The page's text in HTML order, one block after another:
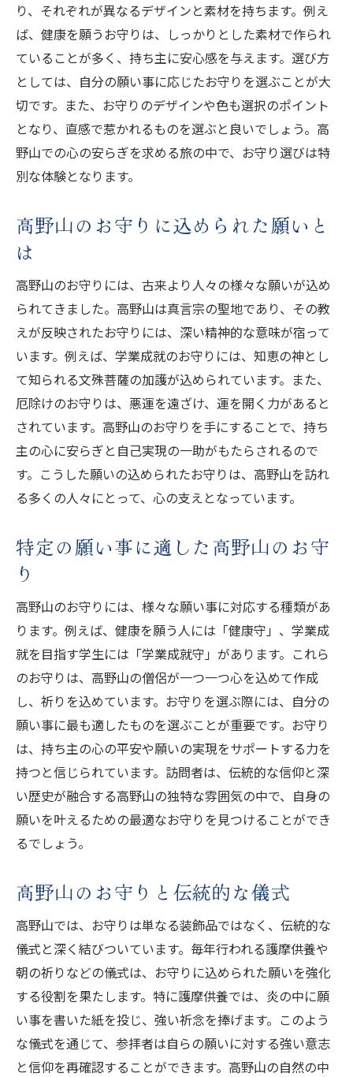
り、それぞれが異なるデザインと素材を持ちます。例え
ば、健康を願うお守りは、しっかりとした素材で作られ
ていることが多く、持ち主に安心感を与えます。選び方
としては、自分の願い事に応じたお守りを選ぶことが大
切です。また、お守りのデザインや色も選択のポイント
となり、直感で惹かれるものを選ぶと良いでしょう。高
野山での心の安らぎを求める旅の中で、お守り選びは特
別な体験となります。
高野山のお守りに込められた願いと
は
高野山のお守りには、古来より人々の様々な願いが込め
られてきました。高野山は真言宗の聖地であり、その教
えが反映されたお守りには、深い精神的な意味が宿って
います。例えば、学業成就のお守りには、知恵の神とし
て知られる文殊菩薩の加護が込められています。また、
厄除けのお守りは、悪運を遠ざけ、運を開く力があると
されています。高野山のお守りを手にすることで、持ち
主の心に安らぎと自己実現の一助がもたらされるので
す。こうした願いの込められたお守りは、高野山を訪れ
る多くの人々にとって、心の支えとなっています。
特定の願い事に適した高野山のお守
り
高野山のお守りには、様々な願い事に対応する種類があ
ります。例えば、健康を願う人には「健康守」、学業成
就を目指す学生には「学業成就守」があります。これら
のお守りは、高野山の僧侶が一つ一つ心を込めて作成
し、祈りを込めています。お守りを選ぶ際には、自分の
願い事に最も適したものを選ぶことが重要です。お守り
は、持ち主の心の平安や願いの実現をサポートする力を
持つと信じられています。訪問者は、伝統的な信仰と深
い歴史が融合する高野山の独特な雰囲気の中で、自身の
願いを叶えるための最適なお守りを見つけることができ
るでしょう。
高野山のお守りと伝統的な儀式
高野山では、お守りは単なる装飾品ではなく、伝統的な
儀式と深く結びついています。毎年行われる護摩供養や
朝の祈りなどの儀式は、お守りに込められた願いを強化
する役割を果たします。特に護摩供養では、炎の中に願
い事を書いた紙を投じ、強い祈念を捧げます。このよう
な儀式を通じて、参拝者は自らの願いに対する強い意志
と信仰を再確認することができます。高野山の自然の中